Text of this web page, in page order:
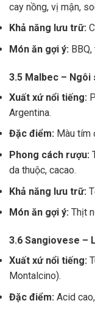
cay nồng, vị mận,
Khả năng lưu trữ:
Món ăn gợi ý:
3.5 Malbec –
Xuất xứ nổi tiếng:
Argentina.
Đặc điểm: Màu tím
Phong cách rượu:
da thuộc, cacao.
Khả năng lưu trữ:
Món ăn gợi ý: Thịt
3.6 Sangiovese –
Xuất xứ nổi tiếng:
Montalcino).
Đặc điểm: Acid